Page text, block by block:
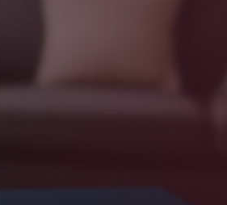
اللغات المستخدمة في التدريس: العربية،
المستويات: مبتدئ، أساسي، متوسط، متقدم